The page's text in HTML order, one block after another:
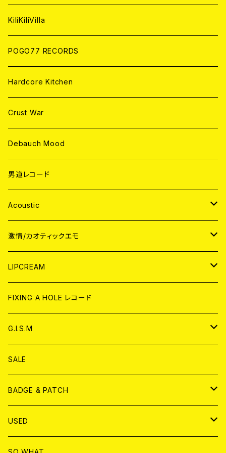
ANALOG
KiliKiliVilla
POGO77 RECORDS
Hardcore Kitchen
Crust War
Debauch Mood
男道レコード
Acoustic
JAPAN
CD
ANALOG
WORLD
CD
ANALOG
激情/カオティックエモ
JAPAN
CD
ANALOG
WORLD
CD
ANALOG
LIPCREAM
CD
アナログ
DVD
T-shirt & WEAR
FIXING A HOLE レコード
G.I.S.M
CD
ANALOG
T-SHIRT & WEAR
DVD
SALE
BADGE & PATCH
BADGE
PATCH
USED
書籍